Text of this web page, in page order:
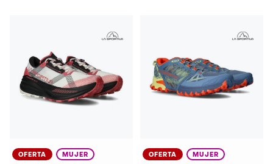
OFERTA MUJER OFERTA MUJER